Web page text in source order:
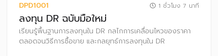
DPD1001 1 ชั่วโมง 7 นาที
ลงทุน DR ฉบับมือใหม่
เรียนรู้พื้นฐานการลงทุนใน DR กลไกการเคลื่อนไหวของราคา
ตลอดจนวิธีการซื้อขาย และกลยุทธ์การลงทุนใน DR